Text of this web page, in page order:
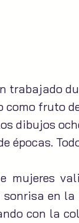
trabajado
como fruto
dibujos
épocas.
mujeres
en la
con la